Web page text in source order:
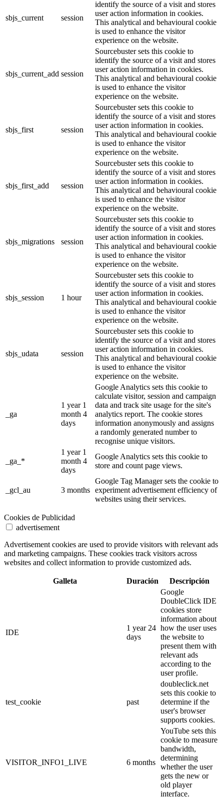
sbjs_current session
identify the source of a visit and stores
user action information in cookies.
This analytical and behavioural cookie
is used to enhance the visitor
experience on the website.
sbjs_current_add session
Sourcebuster sets this cookie to
identify the source of a visit and stores
user action information in cookies.
This analytical and behavioural cookie
is used to enhance the visitor
experience on the website.
sbjs_first session
Sourcebuster sets this cookie to
identify the source of a visit and stores
user action information in cookies.
This analytical and behavioural cookie
is used to enhance the visitor
experience on the website.
sbjs_first_add session
Sourcebuster sets this cookie to
identify the source of a visit and stores
user action information in cookies.
This analytical and behavioural cookie
is used to enhance the visitor
experience on the website.
sbjs_migrations session
Sourcebuster sets this cookie to
identify the source of a visit and stores
user action information in cookies.
This analytical and behavioural cookie
is used to enhance the visitor
experience on the website.
sbjs_session 1 hour
Sourcebuster sets this cookie to
identify the source of a visit and stores
user action information in cookies.
This analytical and behavioural cookie
is used to enhance the visitor
experience on the website.
sbjs_udata session
Sourcebuster sets this cookie to
identify the source of a visit and stores
user action information in cookies.
This analytical and behavioural cookie
is used to enhance the visitor
experience on the website.
_ga
1 year 1
month 4
days
Google Analytics sets this cookie to
calculate visitor, session and campaign
data and track site usage for the site's
analytics report. The cookie stores
information anonymously and assigns
a randomly generated number to
recognise unique visitors.
_ga_*
1 year 1
month 4
days
Google Analytics sets this cookie to
store and count page views.
_gcl_au 3 months
Google Tag Manager sets the cookie to
experiment advertisement efficiency of
websites using their services.
Cookies de Publicidad
advertisement
Advertisement cookies are used to provide visitors with relevant ads
and marketing campaigns. These cookies track visitors across
websites and collect information to provide customized ads.
Galleta Duración Descripción
IDE
1 year 24
days
Google
DoubleClick IDE
cookies store
information about
how the user uses
the website to
present them with
relevant ads
according to the
user profile.
test_cookie past
doubleclick.net
sets this cookie to
determine if the
user's browser
supports cookies.
VISITOR_INFO1_LIVE 6 months
YouTube sets this
cookie to measure
bandwidth,
determining
whether the user
gets the new or
old player
interface.